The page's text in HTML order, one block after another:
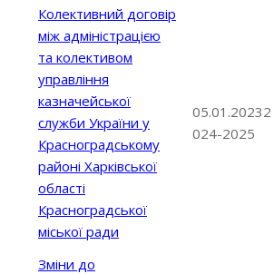
Колективний договір
між адміністрацією
та колективом
управління
казначейської
служби України у
Красноградському
районі Харківської
області
Красноградської
міської ради
05.01.20232
024-2025
Зміни до